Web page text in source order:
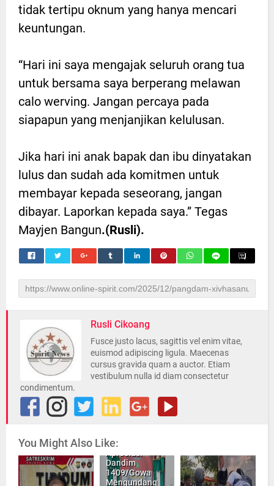
tidak tertipu oknum yang hanya mencari
keuntungan.
“Hari ini saya mengajak seluruh orang tua
untuk bersama saya berperang melawan
calo werving. Jangan percaya pada
siapapun yang menjanjikan kelulusan.
Jika hari ini anak bapak dan ibu dinyatakan
lulus dan sudah ada komitmen untuk
membayar kepada seseorang, jangan
dibayar. Laporkan kepada saya.” Tegas
Mayjen Bangun.(Rusli).
Rusli Cikoang
Fusce justo lacus, sagittis vel enim vitae,
euismod adipiscing ligula. Maecenas
cursus gravida quam a auctor. Etiam
vestibulum nulla id diam consectetur
condimentum.
You Might Also Like:INILAH
Dandim
1409/Gowa
Mengundang